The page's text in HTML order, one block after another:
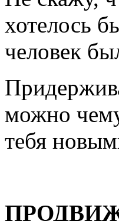
хотелось
человек
можно
тебя